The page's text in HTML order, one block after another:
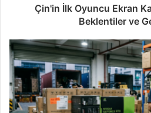
Çin'in İlk Oyuncu Ekran
Beklentiler ve